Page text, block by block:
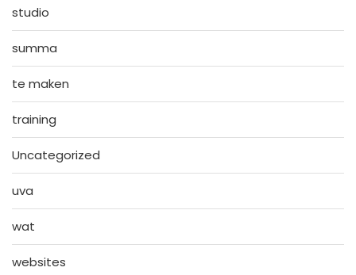
studio
summa
te maken
training
Uncategorized
uva
wat
websites